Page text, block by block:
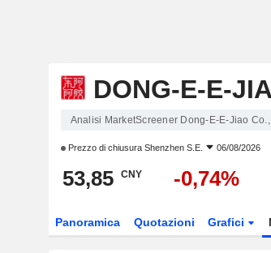
DONG-E-E-
Analisi MarketScreener Dong-E-E-Jiao
Prezzo di chiusura Shenzhen S.E. 06/08/2026
53,85 CNY -0,74%
Panoramica Quotazioni Grafici